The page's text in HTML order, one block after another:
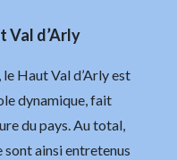
Val d’Arly
Haut Val d’Arly est
dynamique, fait
du pays. Au total,
sont ainsi entretenus